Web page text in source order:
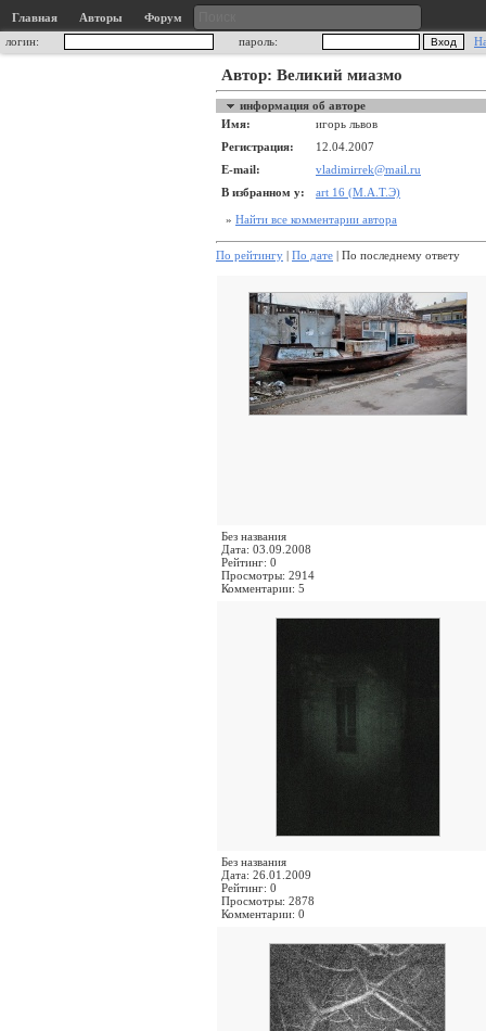
Главная Авторы
Форум
логин:
пароль:
Автор: Bеликий миазмо
информация об авторе
Имя:
игорь львов
Регистрация:
12.04.2007
E-mail:
vladimirrek@mail.ru
В избранном у:
art 16 (М.А.Т.Э)
» Найти все комментарии автора
По рейтингу По дате | По последнему ответу
Без названия
Дата: 03.09.2008
Рейтинг: 0
Просмотры: 2914
Комментарии: 5
Без названия
Дата: 26.01.2009
Рейтинг: 0
Просмотры: 2878
Комментарии: 0